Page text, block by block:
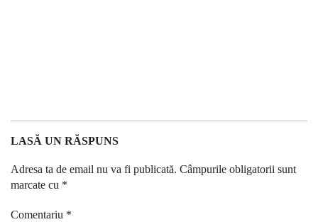
LASĂ UN RĂSPUNS
Adresa ta de email nu va fi publicată. Câmpurile obligatorii sunt
marcate cu *
Comentariu *